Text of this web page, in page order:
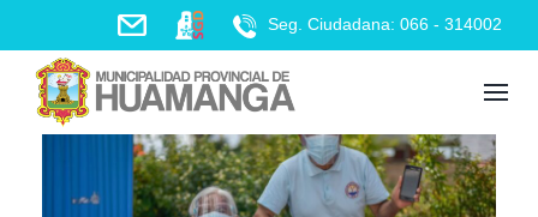
content
Seg. Ciudadana: 066 - 314002